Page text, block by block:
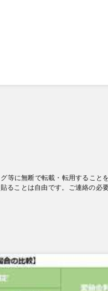
等に無断で転載・転用すること
ることは自由です。ご連絡の必